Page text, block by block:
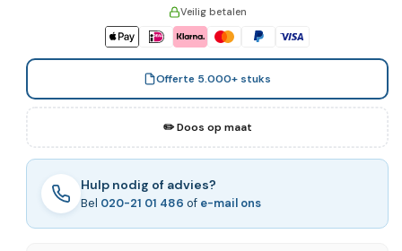
Veilig betalen
Offerte 5.000+ stuks
✏️ Doos op maat
Hulp nodig of advies?
Bel 020-21 01 486 of e-mail ons